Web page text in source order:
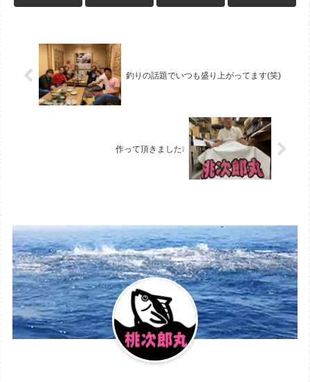
釣りの話題でいつも盛り上がってます(笑)
作って頂きました❕